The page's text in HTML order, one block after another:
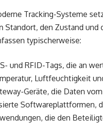
Tracking-Systeme
Standort, den Zustand
typischerweise:
und RFID-Tags, die an
Luftfeuchtigkeit
Geräte, die Daten
Softwareplattformen,
die den